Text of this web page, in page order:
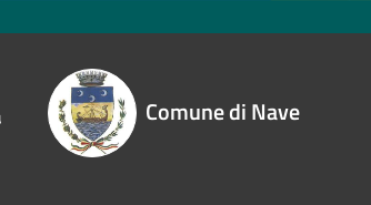
Comune di Nave